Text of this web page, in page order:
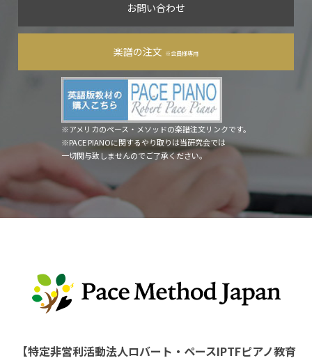
お問い合わせ
楽譜の注文 ※会員様専用
※アメリカのペース・メソッドの楽譜注文リンクです。
※PACE PIANOに関するやり取りは当研究会では
一切関与致しませんのでご了承ください。
【特定非営利活動法人ロバート・ペースIPTFピアノ教育